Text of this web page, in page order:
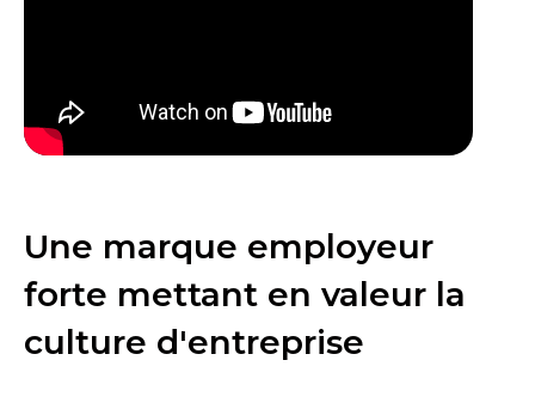
Une marque employeur
forte mettant en valeur la
culture d'entreprise